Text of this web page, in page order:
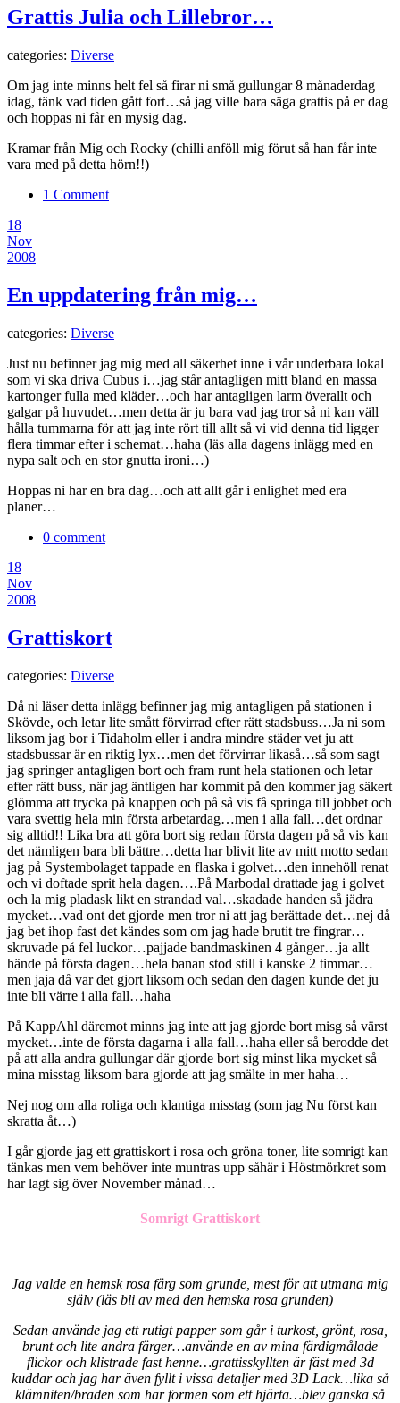
Grattis Julia och Lillebror…
categories: Diverse
Om jag inte minns helt fel så firar ni små gullungar 8 månaderdag
idag, tänk vad tiden gått fort…så jag ville bara säga grattis på er dag
och hoppas ni får en mysig dag.
Kramar från Mig och Rocky (chilli anföll mig förut så han får inte
vara med på detta hörn!!)
1 Comment
18
Nov
2008
En uppdatering från mig…
categories: Diverse
Just nu befinner jag mig med all säkerhet inne i vår underbara lokal
som vi ska driva Cubus i…jag står antagligen mitt bland en massa
kartonger fulla med kläder…och har antagligen larm överallt och
galgar på huvudet…men detta är ju bara vad jag tror så ni kan väll
hålla tummarna för att jag inte rört till allt så vi vid denna tid ligger
flera timmar efter i schemat…haha (läs alla dagens inlägg med en
nypa salt och en stor gnutta ironi…)
Hoppas ni har en bra dag…och att allt går i enlighet med era
planer…
0 comment
18
Nov
2008
Grattiskort
categories: Diverse
Då ni läser detta inlägg befinner jag mig antagligen på stationen i
Skövde, och letar lite smått förvirrad efter rätt stadsbuss…Ja ni som
liksom jag bor i Tidaholm eller i andra mindre städer vet ju att
stadsbussar är en riktig lyx…men det förvirrar likaså…så som sagt
jag springer antagligen bort och fram runt hela stationen och letar
efter rätt buss, när jag äntligen har kommit på den kommer jag säkert
glömma att trycka på knappen och på så vis få springa till jobbet och
vara svettig hela min första arbetardag…men i alla fall…det ordnar
sig alltid!! Lika bra att göra bort sig redan första dagen på så vis kan
det nämligen bara bli bättre…detta har blivit lite av mitt motto sedan
jag på Systembolaget tappade en flaska i golvet…den innehöll renat
och vi doftade sprit hela dagen….På Marbodal drattade jag i golvet
och la mig pladask likt en strandad val…skadade handen så jädra
mycket…vad ont det gjorde men tror ni att jag berättade det…nej då
jag bet ihop fast det kändes som om jag hade brutit tre fingrar…
skruvade på fel luckor…pajjade bandmaskinen 4 gånger…ja allt
hände på första dagen…hela banan stod still i kanske 2 timmar…
men jaja då var det gjort liksom och sedan den dagen kunde det ju
inte bli värre i alla fall…haha
På KappAhl däremot minns jag inte att jag gjorde bort misg så värst
mycket…inte de första dagarna i alla fall…haha eller så berodde det
på att alla andra gullungar där gjorde bort sig minst lika mycket så
mina misstag liksom bara gjorde att jag smälte in mer haha…
Nej nog om alla roliga och klantiga misstag (som jag Nu först kan
skratta åt…)
I går gjorde jag ett grattiskort i rosa och gröna toner, lite somrigt kan
tänkas men vem behöver inte muntras upp såhär i Höstmörkret som
har lagt sig över November månad…
Somrigt Grattiskort
Jag valde en hemsk rosa färg som grunde, mest för att utmana mig
själv (läs bli av med den hemska rosa grunden)
Sedan använde jag ett rutigt papper som går i turkost, grönt, rosa,
brunt och lite andra färger…använde en av mina färdigmålade
flickor och klistrade fast henne…grattisskyllten är fäst med 3d
kuddar och jag har även fyllt i vissa detaljer med 3D Lack…lika så
klämniten/braden som har formen som ett hjärta…blev ganska så